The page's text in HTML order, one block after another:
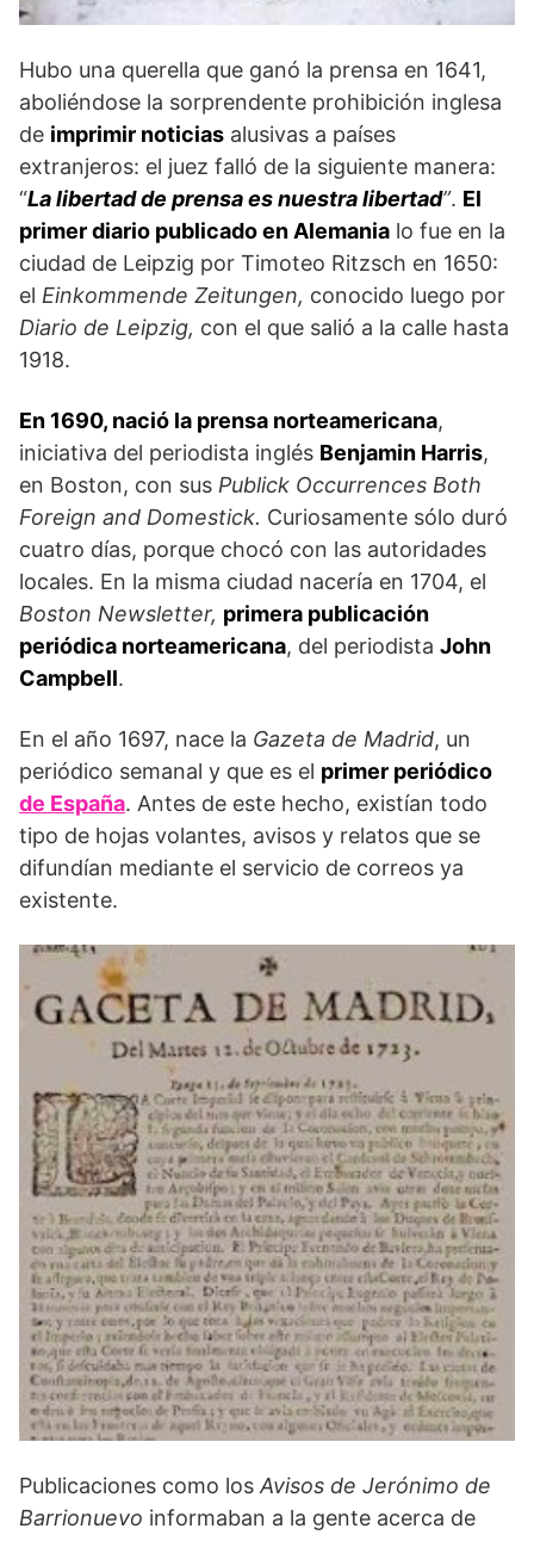
Hubo una querella que ganó la prensa en 1641,
aboliéndose la sorprendente prohibición inglesa
de imprimir noticias alusivas a países
extranjeros: el juez falló de la siguiente manera:
“La libertad de prensa es nuestra libertad”. El
primer diario publicado en Alemania lo fue en la
ciudad de Leipzig por Timoteo Ritzsch en 1650:
el Einkommende Zeitungen, conocido luego por
Diario de Leipzig, con el que salió a la calle hasta
1918.
En 1690, nació la prensa norteamericana,
iniciativa del periodista inglés Benjamin Harris,
en Boston, con sus Publick Occurrences Both
Foreign and Domestick. Curiosamente sólo duró
cuatro días, porque chocó con las autoridades
locales. En la misma ciudad nacería en 1704, el
Boston Newsletter, primera publicación
periódica norteamericana, del periodista John
Campbell.
En el año 1697, nace la Gazeta de Madrid, un
periódico semanal y que es el primer periódico
de España. Antes de este hecho, existían todo
tipo de hojas volantes, avisos y relatos que se
difundían mediante el servicio de correos ya
existente.
Publicaciones como los Avisos de Jerónimo de
Barrionuevo informaban a la gente acerca de